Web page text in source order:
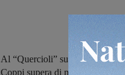
Al “Quercioli” successo della
Coppi supera di misura la